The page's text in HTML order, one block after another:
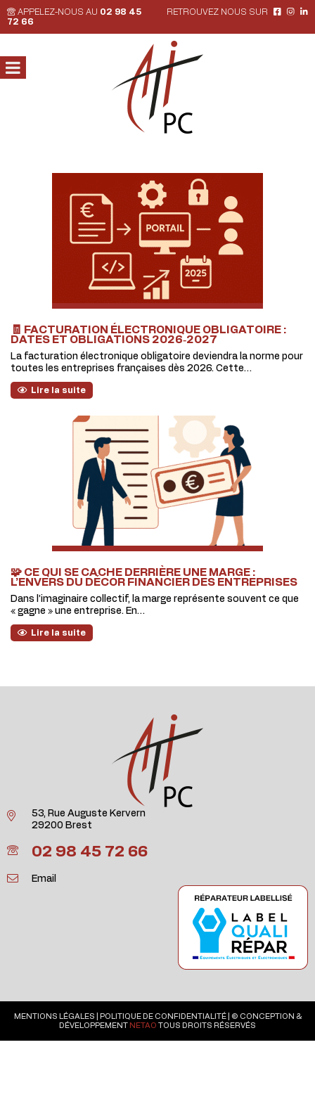
APPELEZ-NOUS AU 02 98 45
72 66
RETROUVEZ NOUS SUR
🧾 FACTURATION ÉLECTRONIQUE OBLIGATOIRE :
DATES ET OBLIGATIONS 2026‑2027
La facturation électronique obligatoire deviendra la norme pour
toutes les entreprises françaises dès 2026. Cette…
Lire la suite
🧩 CE QUI SE CACHE DERRIÈRE UNE MARGE :
L’ENVERS DU DÉCOR FINANCIER DES ENTREPRISES
Dans l’imaginaire collectif, la marge représente souvent ce que
« gagne » une entreprise. En…
Lire la suite
53, Rue Auguste Kervern
29200 Brest
02 98 45 72 66
Email
MENTIONS LÉGALES POLITIQUE DE CONFIDENTIALITÉ| © CONCEPTION &
DÉVELOPPEMENT NETAO TOUS DROITS RÉSERVÉS